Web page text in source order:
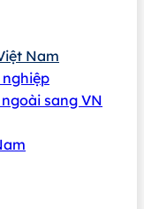
Nam
sang VN